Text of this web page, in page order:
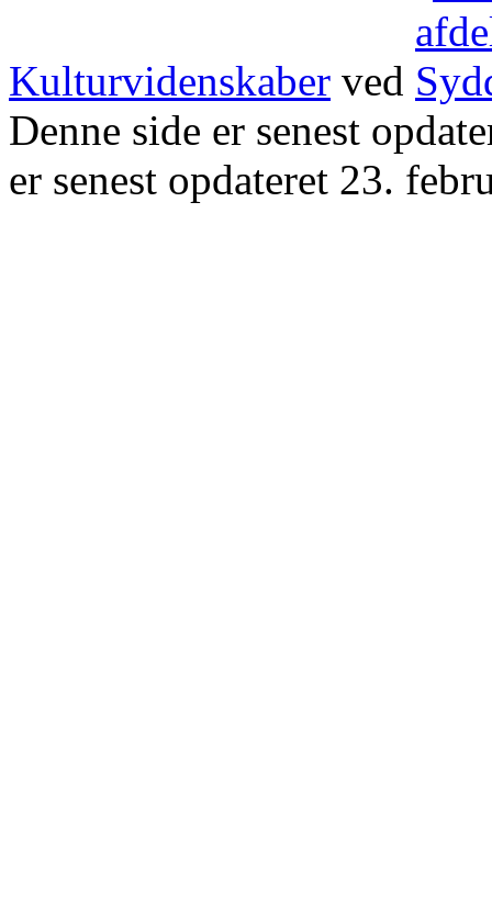
Kulturvidenskaber ved
Denne side er senest
er senest opdateret 23.